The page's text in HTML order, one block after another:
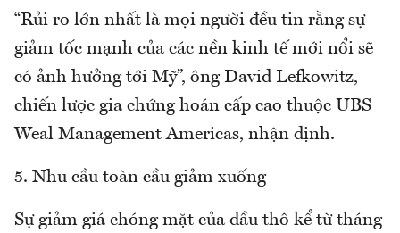
“Rủi ro lớn nhất là mọi người đều tin rằng sự
giảm tốc mạnh của các nền kinh tế mới nổi sẽ
có ảnh hưởng tới Mỹ”, ông David Lefkowitz,
chiến lược gia chứng hoán cấp cao thuộc UBS
Weal Management Americas, nhận định.
5. Nhu cầu toàn cầu giảm xuống
Sự giảm giá chóng mặt của dầu thô kể từ tháng